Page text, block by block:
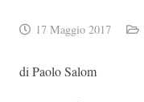
17 Maggio 2017
di Paolo Salom